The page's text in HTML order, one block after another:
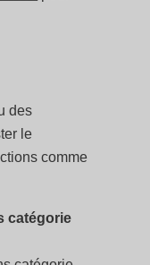
des
le
comme
catégorie